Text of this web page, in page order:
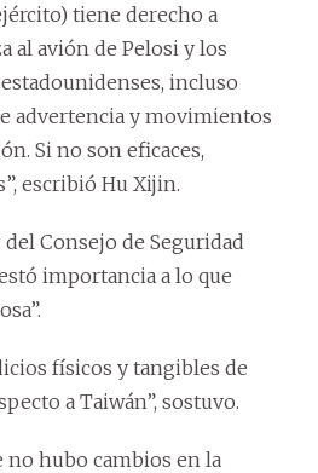
tiene derecho a
al avión de Pelosi y los
incluso
advertencia y movimientos
Si no son eficaces,
escribió Hu Xijin.
Consejo de Seguridad
importancia a lo que
físicos y tangibles de
a Taiwán”, sostuvo.
hubo cambios en la